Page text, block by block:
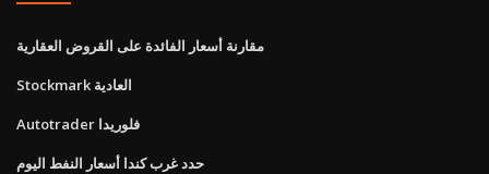
مقارنة أسعار الفائدة على القروض العقارية
Stockmark العادية
Autotrader فلوريدا
حدد غرب كندا أسعار النفط اليوم